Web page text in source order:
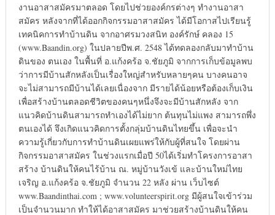
งานอาสาสมัครมาตลอด โดยไปช่วยองค์กรต่างๆ ทำงานอาสา
สมัคร หลังจากที่ได้ออกกิจกรรมอาสาสมัคร ได้มีโอกาสไปเรียนรู้
เทคนิคการทำบ้านดิน จากอาศรมวงสนิท องค์รักษ์ คลอง 15
(www.Baandin.org) ในปลายปีพ.ศ. 2548 ได้ทดลองกลับมาทำบ้าน
ดินของ ตนเอง ในพื้นที่ อ.แก้งคร้อ จ.ชัยภูมิ จากการเก็บข้อมูลพบ
ว่าการมีบ้านสักหลังเป็นเรื่องใหญ่สำหรับหลายๆคน บางคนอาจ
จะไม่สามารถมีบ้านได้เลยเนื่องจาก มีรายได้น้อยหรือต้องเก็บเงิน
เพื่อสร้างบ้านตลอดชีวิตของคนๆหนึ่งจึงจะมีบ้านสักหลัง จาก
แนวคิดบ้านดินสามารถทำเองได้ไม่ยาก ต้นทุนไม่แพง สามารถพึ่ง
ตนเองได้ จึงเกิดแนวคิดการตั้งกลุ่มบ้านดินไทยขึ้น เพื่อจะนำ
ความรู้เกี่ยวกับการทำบ้านดินเผยแพร่ให้กับผู้ที่สนใจ โดยผ่าน
กิจกรรมอาสาสมัคร ในช่วงแรกเมื่อปี 50ได้เริ่มทำโครงการอาสา
สร้าง บ้านดินให้คนไร้บ้าน ณ. หมู่บ้านวังเข้ และบ้านใหม่ไทย
เจริญ อ.แก้งคร้อ จ.ชัยภูมิ จำนวน 22 หลัง ผ่าน เว็บไซต์
www.Baandinthai.com ; www.volunteerspirit.org มีผู้สนใจเข้าร่วม
เป็นจำนวนมาก ทำให้ได้อาสาสมัคร มาช่วยสร้างบ้านดินให้คน